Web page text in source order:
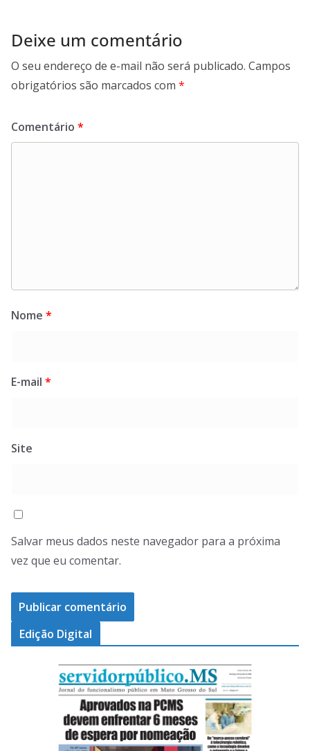
Deixe um comentário
O seu endereço de e-mail não será publicado. Campos
obrigatórios são marcados com *
Comentário *
Nome *
E-mail *
Site
Salvar meus dados neste navegador para a próxima
vez que eu comentar.
Edição Digital